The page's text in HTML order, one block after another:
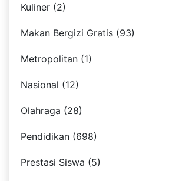
Kuliner (2)
Makan Bergizi Gratis (93)
Metropolitan (1)
Nasional (12)
Olahraga (28)
Pendidikan (698)
Prestasi Siswa (5)